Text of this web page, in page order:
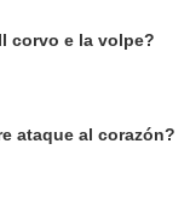
corvo e la volpe?
ataque al corazón?